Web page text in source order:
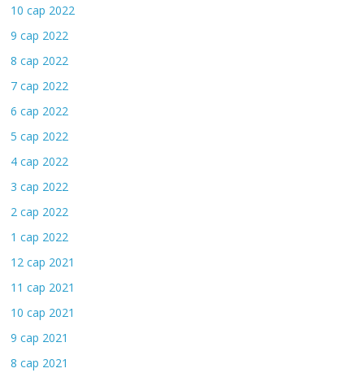
10 сар 2022
9 сар 2022
8 сар 2022
7 сар 2022
6 сар 2022
5 сар 2022
4 сар 2022
3 сар 2022
2 сар 2022
1 сар 2022
12 сар 2021
11 сар 2021
10 сар 2021
9 сар 2021
8 сар 2021